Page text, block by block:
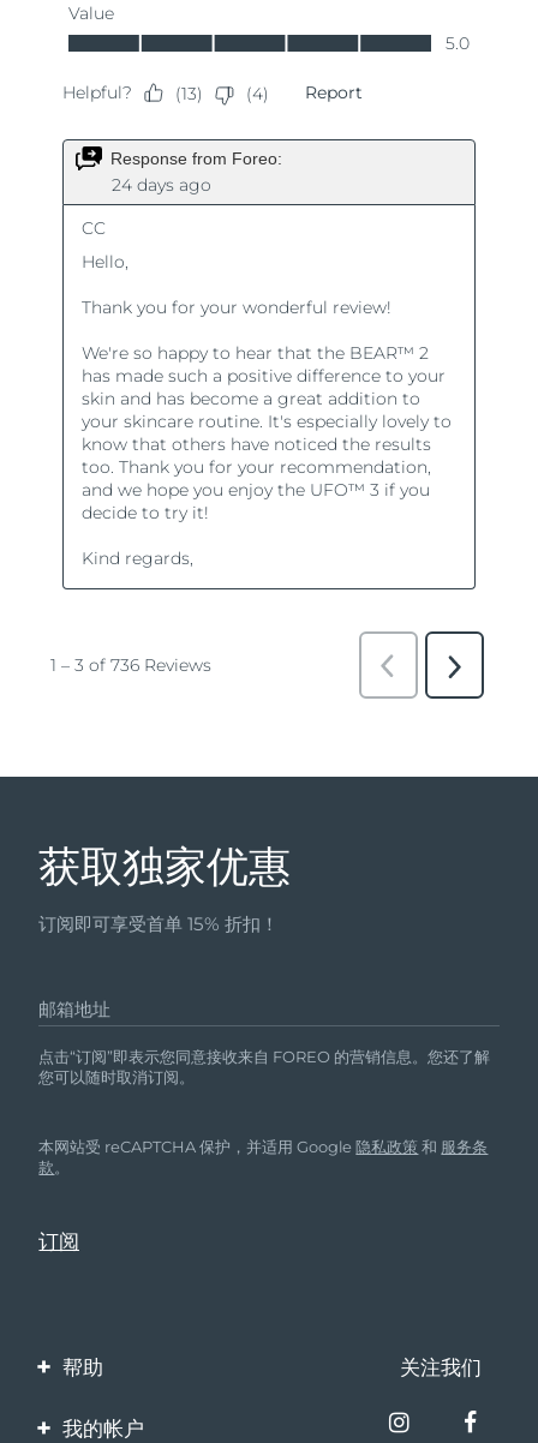
获取独家优惠
订阅即可享受首单 15% 折扣！
邮箱地址
点击“订阅”即表示您同意接收来自 FOREO 的营销信息。您还了解
您可以随时取消订阅。
本网站受 reCAPTCHA 保护，并适用 Google隐私政策 和 服务条
款。
帮助
联系我们
关注我们
我的帐户